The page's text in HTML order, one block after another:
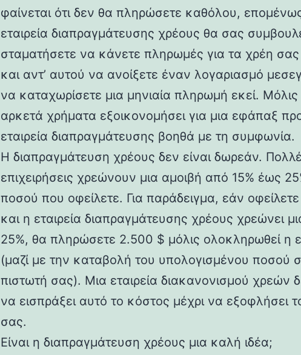
φαίνεται ότι δεν θα πληρώσετε καθόλου,
εταιρεία διαπραγμάτευσης χρέους θα σας
σταματήσετε να κάνετε πληρωμές για τα χρέη
και αντ’ αυτού να ανοίξετε έναν λογαριασμό
να καταχωρίσετε μια μηνιαία πληρωμή εκεί. Μόλις
αρκετά χρήματα εξοικονομήσει για μια εφάπαξ
εταιρεία διαπραγμάτευσης βοηθά με τη συμφωνία.
Η διαπραγμάτευση χρέους δεν είναι δωρεάν.
επιχειρήσεις χρεώνουν μια αμοιβή από 15% έως
ποσού που οφείλετε. Για παράδειγμα, εάν
και η εταιρεία διαπραγμάτευσης χρέους χρεώνει
25%, θα πληρώσετε 2.500 $ μόλις ολοκληρωθεί η
(μαζί με την καταβολή του υπολογισμένου ποσού
πιστωτή σας). Μια εταιρεία διακανονισμού χρεών
να εισπράξει αυτό το κόστος μέχρι να εξοφλήσει
σας.
Είναι η διαπραγμάτευση χρέους μια καλή ιδέα;